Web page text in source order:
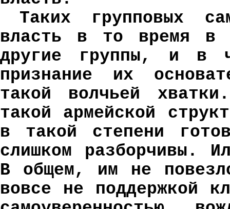
Таких групповых
власть в то время в
другие группы, и в
признание их
такой волчьей
такой армейской
в такой степени
слишком разборчивы.
В общем, им не
вовсе не поддержкой